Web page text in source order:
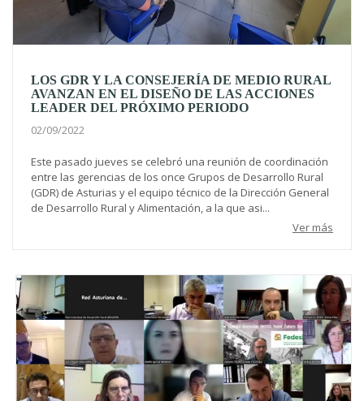
LOS GDR Y LA CONSEJERÍA DE MEDIO RURAL
AVANZAN EN EL DISEÑO DE LAS ACCIONES
LEADER DEL PRÓXIMO PERIODO
02/09/2022
Este pasado jueves se celebró una reunión de coordinación
entre las gerencias de los once Grupos de Desarrollo Rural
(GDR) de Asturias y el equipo técnico de la Dirección General
de Desarrollo Rural y Alimentación, a la que asi...
Ver más